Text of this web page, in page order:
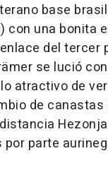
base
con una bonita
del tercer
se lució
atractivo de
de canastas
parte